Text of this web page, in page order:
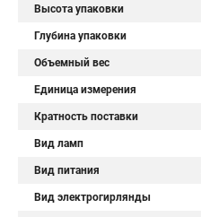
Высота упаковки
Глубина упаковки
Объемный вес
Единица измерения
Кратность поставки
Вид ламп
Вид питания
Вид электрогирлянды